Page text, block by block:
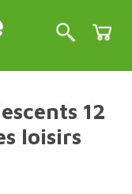
12
loisirs